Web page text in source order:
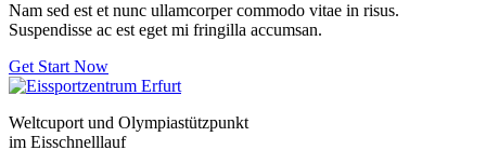
Nam sed est et nunc ullamcorper commodo vitae in risus.
Suspendisse ac est eget mi fringilla accumsan.
Get Start Now
Weltcuport und Olympiastützpunkt
im Eisschnelllauf